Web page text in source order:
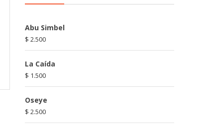
Abu Simbel
$ 2.500
La Caída
$ 1.500
Oseye
$ 2.500